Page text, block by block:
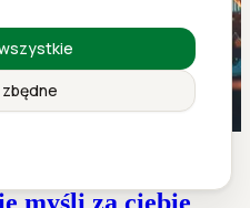
rynku